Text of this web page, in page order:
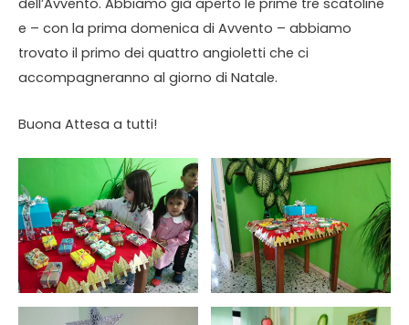
dell’Avvento. Abbiamo già aperto le prime tre scatoline
e – con la prima domenica di Avvento – abbiamo
trovato il primo dei quattro angioletti che ci
accompagneranno al giorno di Natale.
Buona Attesa a tutti!